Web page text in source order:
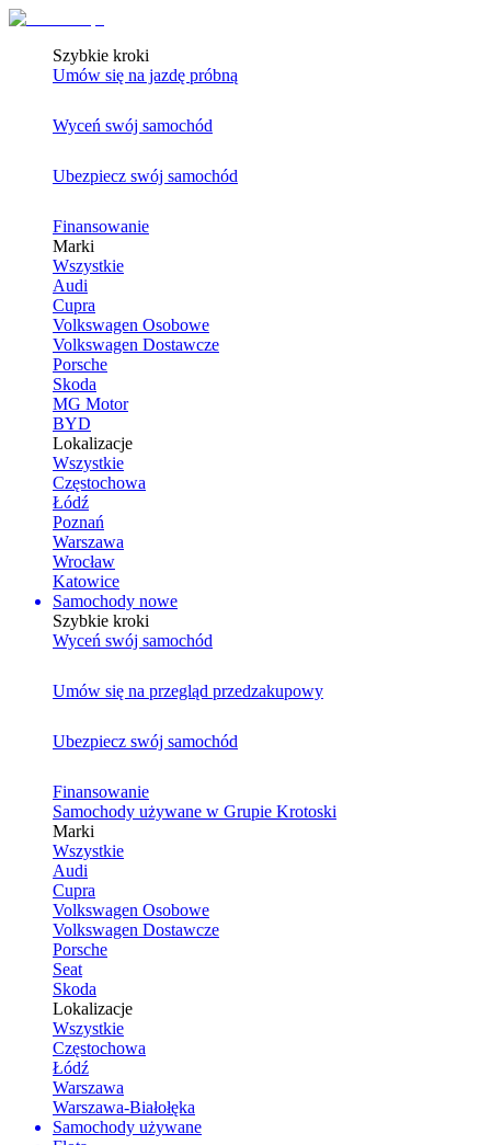
Szybkie kroki
Umów się na jazdę próbną
Wyceń swój samochód
Ubezpiecz swój samochód
Finansowanie
Marki
Wszystkie
Audi
Cupra
Volkswagen Osobowe
Volkswagen Dostawcze
Porsche
Skoda
MG Motor
BYD
Lokalizacje
Wszystkie
Częstochowa
Łódź
Poznań
Warszawa
Wrocław
Katowice
Samochody nowe
Szybkie kroki
Wyceń swój samochód
Umów się na przegląd przedzakupowy
Ubezpiecz swój samochód
Finansowanie
Samochody używane w Grupie Krotoski
Marki
Wszystkie
Audi
Cupra
Volkswagen Osobowe
Volkswagen Dostawcze
Porsche
Seat
Skoda
Lokalizacje
Wszystkie
Częstochowa
Łódź
Warszawa
Warszawa-Białołęka
Samochody używane